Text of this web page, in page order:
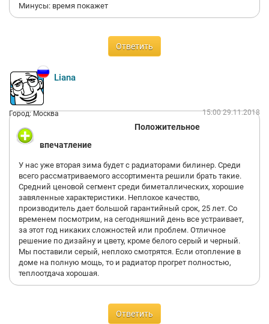
Минусы: время покажет
Ответить
Liana
Город: Москва 15:00 29.11.2018
Положительное
впечатление
У нас уже вторая зима будет с радиаторами билинер. Среди
всего рассматриваемого ассортимента решили брать такие.
Средний ценовой сегмент среди биметаллических, хорошие
завяленные характеристики. Неплохое качество,
производитель дает большой гарантийный срок, 25 лет. Со
временем посмотрим, на сегодняшний день все устраивает,
за этот год никаких сложностей или проблем. Отличное
решение по дизайну и цвету, кроме белого серый и черный.
Мы поставили серый, неплохо смотрятся. Если отопление в
доме на полную мощь, то и радиатор прогрет полностью,
теплоотдача хорошая.
Ответить